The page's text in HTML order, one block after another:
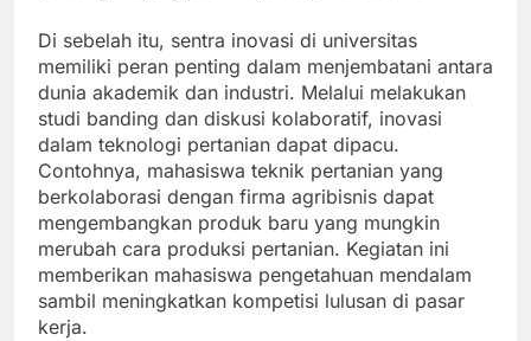
Di sebelah itu, sentra inovasi di universitas
memiliki peran penting dalam menjembatani antara
dunia akademik dan industri. Melalui melakukan
studi banding dan diskusi kolaboratif, inovasi
dalam teknologi pertanian dapat dipacu.
Contohnya, mahasiswa teknik pertanian yang
berkolaborasi dengan firma agribisnis dapat
mengembangkan produk baru yang mungkin
merubah cara produksi pertanian. Kegiatan ini
memberikan mahasiswa pengetahuan mendalam
sambil meningkatkan kompetisi lulusan di pasar
kerja.